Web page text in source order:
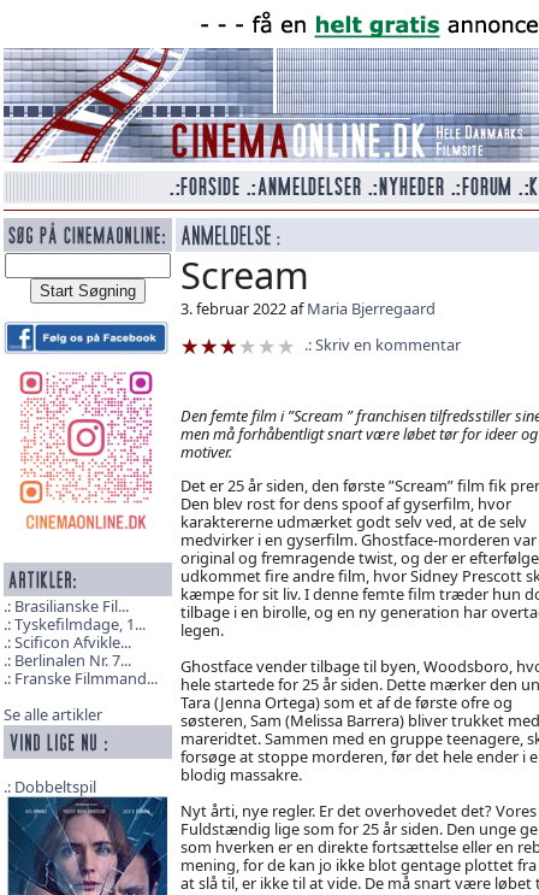
Brasilianske Fil...
Tyskefilmdage, 1...
Scificon Afvikle...
Berlinalen Nr. 7...
Franske Filmmand...
Se alle artikler
Dobbeltspil
Scream
3. februar 2022 afMaria Bjerregaard
Skriv en kommentar
Den femte film i ”Scream ” franchisen tilfredsstiller
men må forhåbentligt snart være løbet tør for ideer og
motiver.
Det er 25 år siden, den første ”Scream” film fik
Den blev rost for dens spoof af gyserfilm, hvor
karaktererne udmærket godt selv ved, at de selv
medvirker i en gyserfilm. Ghostface-morderen var
original og fremragende twist, og der er
udkommet fire andre film, hvor Sidney Prescott
kæmpe for sit liv. I denne femte film træder hun
tilbage i en birolle, og en ny generation har
legen.
Ghostface vender tilbage til byen, Woodsboro,
hele startede for 25 år siden. Dette mærker den
Tara (Jenna Ortega) som et af de første ofre og
søsteren, Sam (Melissa Barrera) bliver trukket
mareridtet. Sammen med en gruppe teenagere,
forsøge at stoppe morderen, før det hele ender i
blodig massakre.
Nyt årti, nye regler. Er det overhovedet det?
Fuldstændig lige som for 25 år siden. Den unge
som hverken er en direkte fortsættelse eller en
mening, for de kan jo ikke blot gentage plottet
at slå til, er ikke til at vide. De må snart være